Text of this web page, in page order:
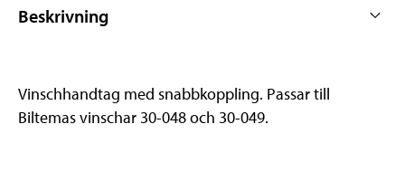
Beskrivning
Vinschhandtag med snabbkoppling. Passar till
Biltemas vinschar 30-048 och 30-049.